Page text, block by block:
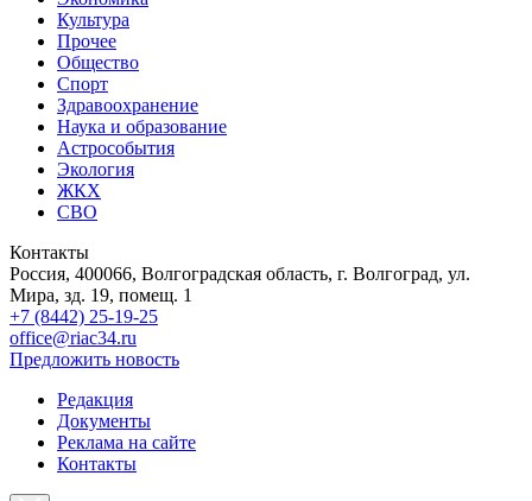
Культура
Прочее
Общество
Спорт
Здравоохранение
Наука и образование
Астрособытия
Экология
ЖКХ
СВО
Контакты
Россия, 400066, Волгоградская область, г. Волгоград, ул.
Мира, зд. 19, помещ. 1
+7 (8442) 25-19-25
office@riac34.ru
Предложить новость
Редакция
Документы
Реклама на сайте
Контакты